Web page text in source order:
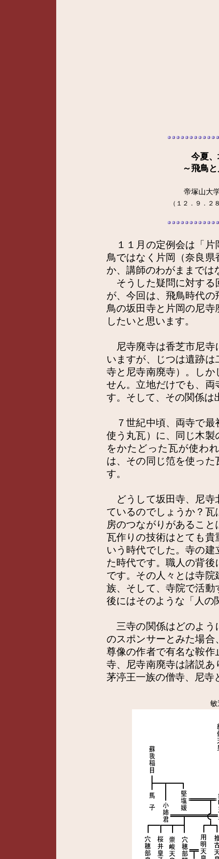
今夏
～飛鳥
帝塚山大
（１２．９．
１１月の定例会は「片
鳥ではなく片岡（奈良
か、講師のわがままでは
そうした疑問に対する
が、今回は、飛鳥時代
鳥の坂田寺と片岡の尼
したいと思います。
尼寺廃寺は香芝市尼寺
いますが、じつは遺跡
寺と尼寺南廃寺）。し
せん。立地だけでも、
す。そして、その関係は
７世紀中頃、両寺で最
使う丸瓦）に、同じ木
をかたどった瓦が使わ
は、その同じ笵を使っ
す。
どうして坂田寺、尼寺
ているのでしょうか？
房のつながりがあるこ
瓦作りの技術はとても
いう時代でした。寺の
た時代です。職人の背
です。その人々とは寺
族、そして、寺院で活
後にはそのような「人の
三寺の関係はどのよう
のスポンサーとみた場
尊像の作者で有名な鞍
寺、尼寺南廃寺は諸説
茅渟王一族の僧寺、尼寺
敏